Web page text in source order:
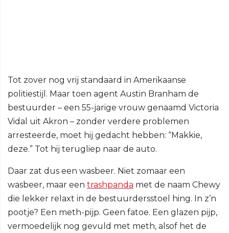
Tot zover nog vrij standaard in Amerikaanse
politiestijl. Maar toen agent Austin Branham de
bestuurder – een 55-jarige vrouw genaamd Victoria
Vidal uit Akron – zonder verdere problemen
arresteerde, moet hij gedacht hebben: “Makkie,
deze.” Tot hij terugliep naar de auto.
Daar zat dus een wasbeer. Niet zomaar een
wasbeer, maar een trashpanda met de naam Chewy
die lekker relaxt in de bestuurdersstoel hing. In z’n
pootje? Een meth-pijp. Geen fatoe. Een glazen pijp,
vermoedelijk nog gevuld met meth, alsof het de